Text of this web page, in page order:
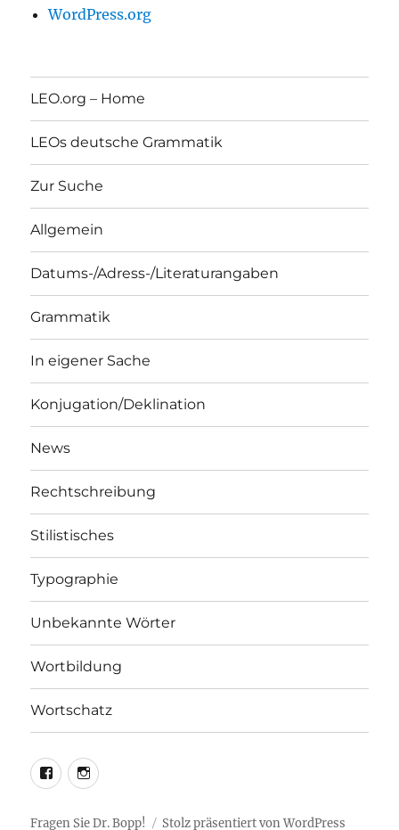
WordPress.org
LEO.org – Home
LEOs deutsche Grammatik
Zur Suche
Allgemein
Datums-/Adress-/Literaturangaben
Grammatik
In eigener Sache
Konjugation/Deklination
News
Rechtschreibung
Stilistisches
Typographie
Unbekannte Wörter
Wortbildung
Wortschatz
LEO@Facebook
LEO@Instagram
Fragen Sie Dr. Bopp! Stolz präsentiert von WordPress